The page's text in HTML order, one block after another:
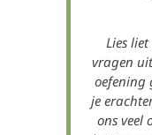
Lies
vragen
oefening
je
ons veel